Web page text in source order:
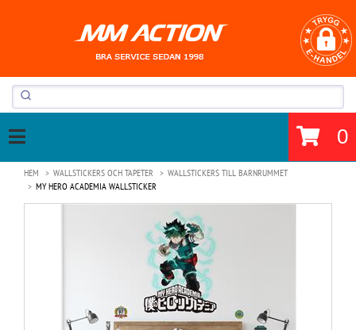
0
HEM WALLSTICKERS OCH TAPETER
WALLSTICKERS TILL BARNRUMMET
MY HERO ACADEMIA WALLSTICKER